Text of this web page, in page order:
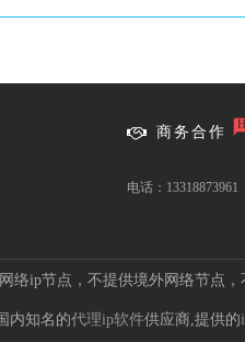
商务合作
电话：13318873961
络ip节点，不提供境外网络节点
内知名的代理ip软件供应商,提供的